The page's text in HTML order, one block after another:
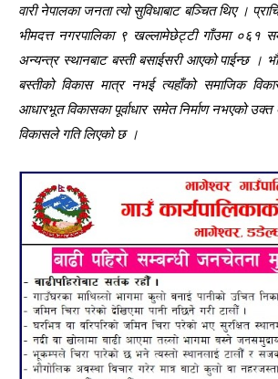
वारी नेपालका जनता त्यो सुविधाबाट बञ्चित थिए ।
भीमदत्त नगरपालिका ९ खल्लामेछेट्टी गाँउमा ०६१
अन्यन्त्र स्थानबाट बस्ती बसाईसरी आएको पाईन्छ ।
बस्तीको विकास मात्र नभई त्यहाँको समाजिक
आधारभूत विकासका पूर्वाधार समेत निर्माण नभएको उक्त
विकासले गति लिएको छ ।